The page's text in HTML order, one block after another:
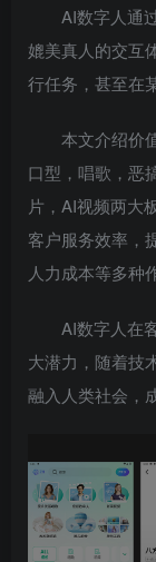
AI数字人通
媲美真人的交互
行任务，甚至在
本文介绍价
口型，唱歌，恶
片，AI视频两大
客户服务效率，
人力成本等多种
AI数字人在
大潜力，随着技
融入人类社会，